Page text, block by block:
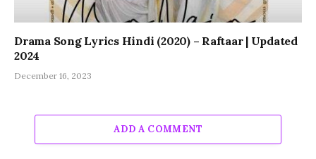
Drama Song Lyrics Hindi (2020) – Raftaar | Updated
2024
December 16, 2023
ADD A COMMENT